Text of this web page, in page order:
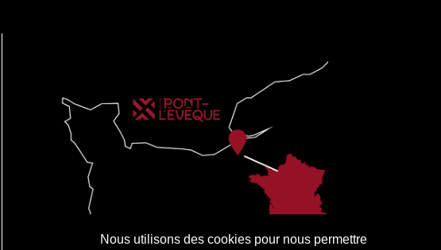
Nous utilisons des cookies pour nous permettre